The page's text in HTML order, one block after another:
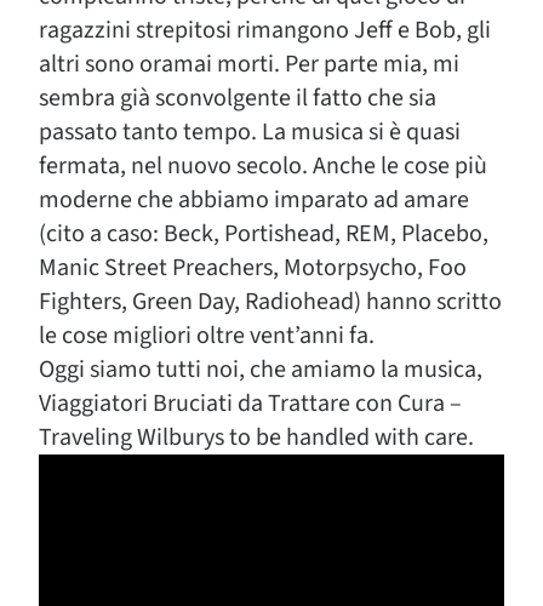
ragazzini strepitosi rimangono Jeff e Bob, gli
altri sono oramai morti. Per parte mia, mi
sembra già sconvolgente il fatto che sia
passato tanto tempo. La musica si è quasi
fermata, nel nuovo secolo. Anche le cose più
moderne che abbiamo imparato ad amare
(cito a caso: Beck, Portishead, REM, Placebo,
Manic Street Preachers, Motorpsycho, Foo
Fighters, Green Day, Radiohead) hanno scritto
le cose migliori oltre vent’anni fa.
Oggi siamo tutti noi, che amiamo la musica,
Viaggiatori Bruciati da Trattare con Cura –
Traveling Wilburys to be handled with care.